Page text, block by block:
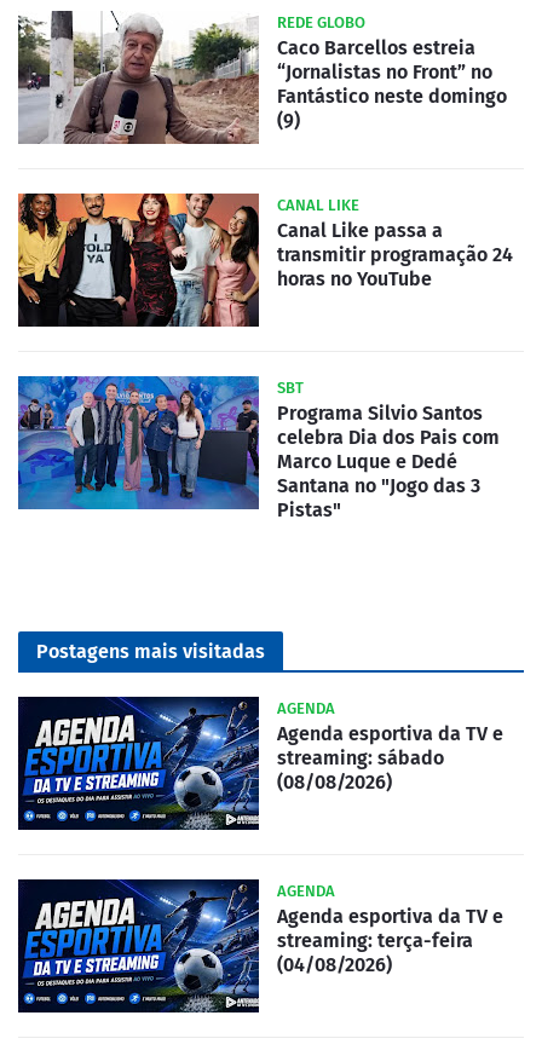
REDE GLOBO
Caco Barcellos estreia
“Jornalistas no Front” no
Fantástico neste domingo
(9)
CANAL LIKE
Canal Like passa a
transmitir programação 24
horas no YouTube
SBT
Programa Silvio Santos
celebra Dia dos Pais com
Marco Luque e Dedé
Santana no "Jogo das 3
Pistas"
Postagens mais visitadas
AGENDA
Agenda esportiva da TV e
streaming: sábado
(08/08/2026)
AGENDA
Agenda esportiva da TV e
streaming: terça-feira
(04/08/2026)